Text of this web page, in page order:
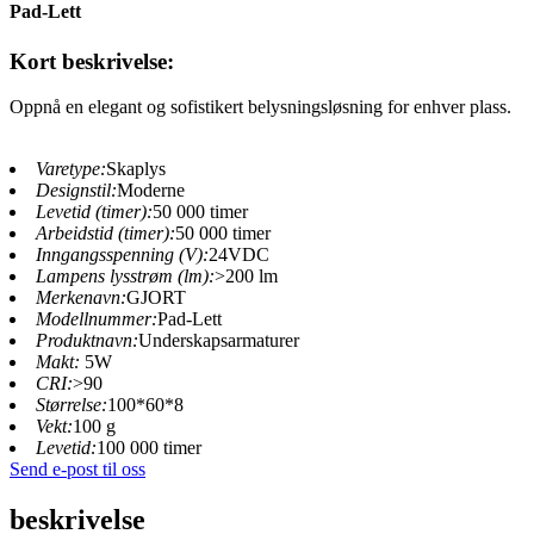
Pad-Lett
Kort beskrivelse:
Oppnå en elegant og sofistikert belysningsløsning for enhver plass.
Varetype:Skaplys
Designstil:Moderne
Levetid (timer):50 000 timer
Arbeidstid (timer):50 000 timer
Inngangsspenning (V):24VDC
Lampens lysstrøm (lm):>200 lm
Merkenavn:GJORT
Modellnummer:Pad-Lett
Produktnavn:Underskapsarmaturer
Makt: 5W
CRI:>90
Størrelse:100*60*8
Vekt:100 g
Levetid:100 000 timer
Send e-post til oss
beskrivelse